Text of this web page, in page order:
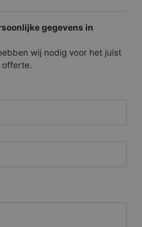
gegevens in
wij nodig voor het juist
offerte.